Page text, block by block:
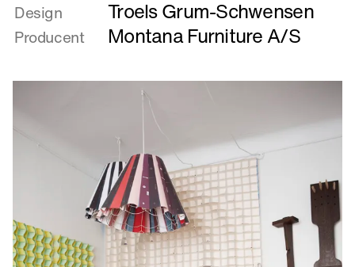
om
DRUM
Design Troels Grum-Schwensen
Producent Montana Furniture A/S